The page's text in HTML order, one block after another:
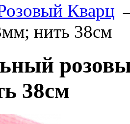
Кварц
нить 38см
38см